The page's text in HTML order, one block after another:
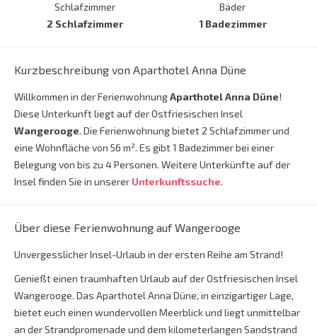
Schlafzimmer
2 Schlafzimmer
Bäder
1 Badezimmer
Kurzbeschreibung von Aparthotel Anna Düne
Willkommen in der FerienwohnungAparthotel Anna Düne!
Diese Unterkunft liegt auf der Ostfriesischen Insel
Wangerooge. Die Ferienwohnung bietet 2 Schlafzimmer und
eine Wohnfläche von 56 m². Es gibt 1 Badezimmer bei einer
Belegung von bis zu 4 Personen. Weitere Unterkünfte auf der
Insel finden Sie in unserer Unterkunftssuche.
Über diese Ferienwohnung auf Wangerooge
Unvergesslicher Insel-Urlaub in der ersten Reihe am Strand!
Genießt einen traumhaften Urlaub auf der Ostfriesischen Insel
Wangerooge. Das Aparthotel Anna Düne, in einzigartiger Lage,
bietet euch einen wundervollen Meerblick und liegt unmittelbar
an der Strandpromenade und dem kilometerlangen Sandstrand